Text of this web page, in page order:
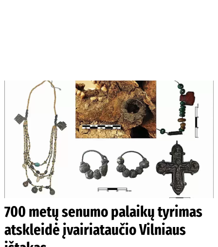
700 metų senumo palaikų tyrimas
atskleidė įvairiataučio Vilniaus